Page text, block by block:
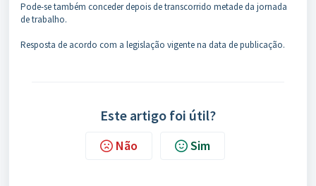
Pode-se também conceder depois de transcorrido metade da jornada
de trabalho.
Resposta de acordo com a legislação vigente na data de publicação.
Este artigo foi útil?
Não Sim